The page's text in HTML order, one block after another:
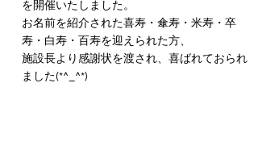
を開催いたしました。
お名前を紹介された喜寿・傘寿・米寿・卒
寿・白寿・百寿を迎えられた方、
施設長より感謝状を渡され、喜ばれておられ
ました(*^_^*)